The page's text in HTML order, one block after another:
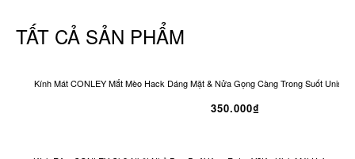
TẤT CẢ SẢN PHẨM
Kính Mát CONLEY Mắt Mèo Hack Dáng Mặt & Nửa Gọng Càng Trong Suốt
350.000₫